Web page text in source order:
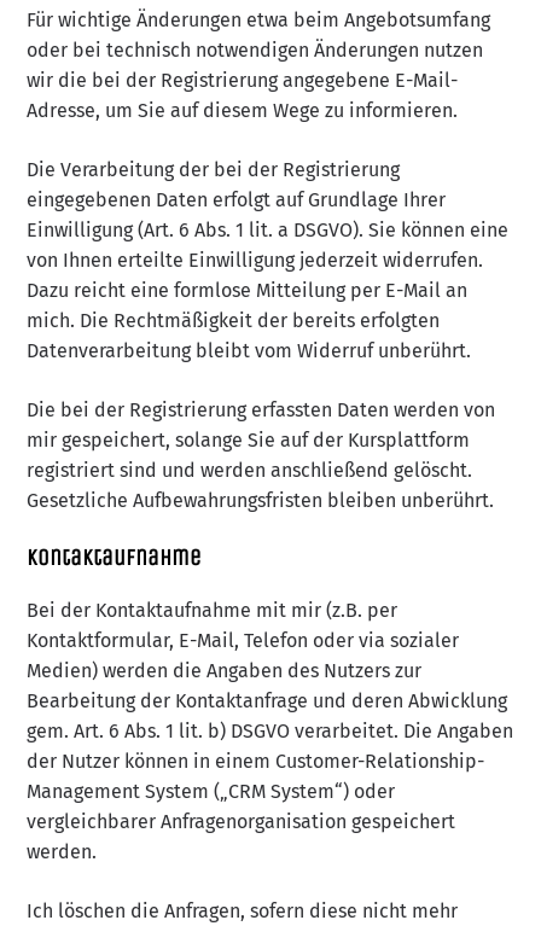
Für wichtige Änderungen etwa beim Angebotsumfang
oder bei technisch notwendigen Änderungen nutzen
wir die bei der Registrierung angegebene E-Mail-
Adresse, um Sie auf diesem Wege zu informieren.
Die Verarbeitung der bei der Registrierung
eingegebenen Daten erfolgt auf Grundlage Ihrer
Einwilligung (Art. 6 Abs. 1 lit. a DSGVO). Sie können eine
von Ihnen erteilte Einwilligung jederzeit widerrufen.
Dazu reicht eine formlose Mitteilung per E-Mail an
mich. Die Rechtmäßigkeit der bereits erfolgten
Datenverarbeitung bleibt vom Widerruf unberührt.
Die bei der Registrierung erfassten Daten werden von
mir gespeichert, solange Sie auf der Kursplattform
registriert sind und werden anschließend gelöscht.
Gesetzliche Aufbewahrungsfristen bleiben unberührt.
Kontaktaufnahme
Bei der Kontaktaufnahme mit mir (z.B. per
Kontaktformular, E-Mail, Telefon oder via sozialer
Medien) werden die Angaben des Nutzers zur
Bearbeitung der Kontaktanfrage und deren Abwicklung
gem. Art. 6 Abs. 1 lit. b) DSGVO verarbeitet. Die Angaben
der Nutzer können in einem Customer-Relationship-
Management System („CRM System“) oder
vergleichbarer Anfragenorganisation gespeichert
werden.
Ich löschen die Anfragen, sofern diese nicht mehr